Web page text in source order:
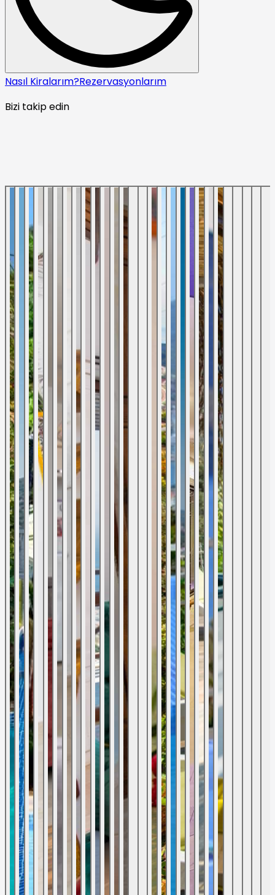
Nasıl Kiralarım?Rezervasyonlarım
Bizi takip edin